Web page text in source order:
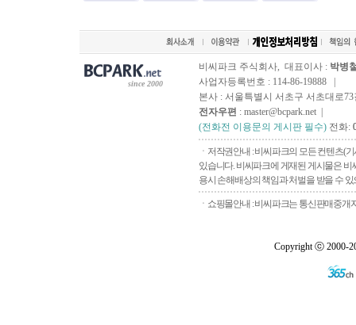
since 2000
비씨파크 주식회사, 대표이사 : 박병
사업자등록번호 : 114-86-19888 |
본사 : 서울특별시 서초구 서초대로73
전자우편 : master@bcpark.net |
(전화전 이용문의 게시판 필수) 전화:
ㆍ저작권안내 : 비씨파크의 모든 컨텐츠(
있습니다. 비씨파크에 게재된 게시물은
용시 손해배상의 책임과 처벌을 받을 수
ㆍ쇼핑몰안내 : 비씨파크는 통신판매중개
Copyright ⓒ 2000-